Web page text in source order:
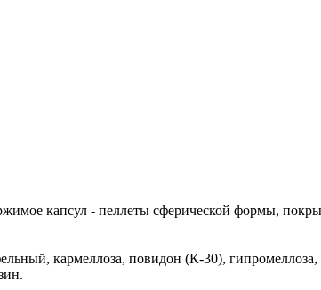
капсул - пеллеты сферической формы,
кармеллоза, повидон (К-30),